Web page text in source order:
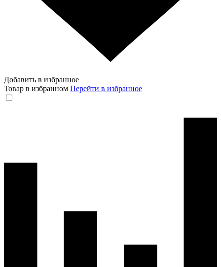
Добавить в избранное
Товар в избранном Перейти в избранное